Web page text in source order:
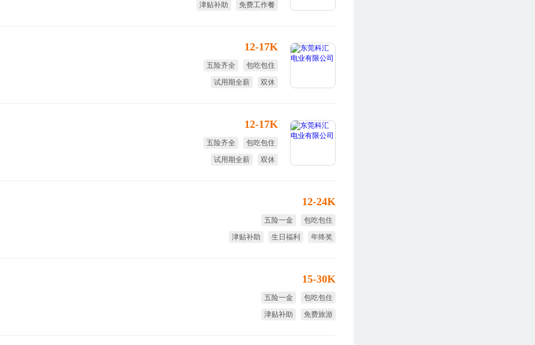
津贴补助
免费工作餐
12-17K
五险齐全
包吃包住
试用期全薪
双休
12-17K
五险齐全
包吃包住
试用期全薪
双休
12-24K
五险一金
包吃包住
津贴补助
生日福利
年终奖
15-30K
五险一金
包吃包住
津贴补助
免费旅游